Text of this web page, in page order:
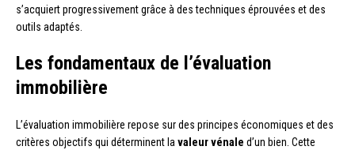
s’acquiert progressivement grâce à des techniques éprouvées et des
outils adaptés.
Les fondamentaux de l’évaluation
immobilière
L’évaluation immobilière repose sur des principes économiques et des
critères objectifs qui déterminent lavaleur vénale d’un bien. Cette